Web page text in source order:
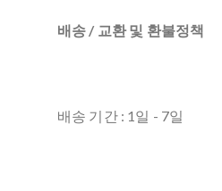
배송 / 교환 및 환불정책
배송 기간 : 1일 - 7일